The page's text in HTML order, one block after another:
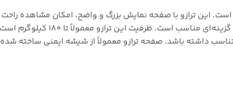
دقیق وزن را دارد و برای
تناسب داشته باشد. صفحه ترازو معمولاً از شیشه ایمنی